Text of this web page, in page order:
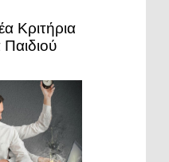
Κριτήρια